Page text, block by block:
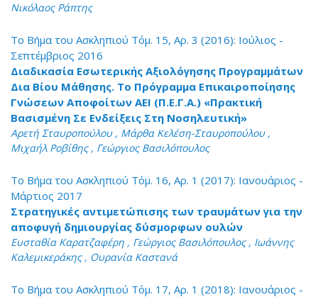
Νικόλαος Ράπτης
Το Βήμα του Ασκληπιού Τόμ. 15, Αρ. 3 (2016): Ιούλιος -
Σεπτέμβριος 2016
Διαδικασία Εσωτερικής Αξιολόγησης Προγραμμάτων
Δια Βίου Μάθησης. To Πρόγραμμα Επικαιροποίησης
Γνώσεων Αποφοίτων ΑΕΙ (Π.Ε.Γ.Α.) «Πρακτική
Βασισμένη Σε Ενδείξεις Στη Νοσηλευτική»
Αρετή Σταυροπούλου , Μάρθα Κελέση-Σταυροπούλου ,
Μιχαήλ Ροβίθης , Γεώργιος Βασιλόπουλος
Το Βήμα του Ασκληπιού Τόμ. 16, Αρ. 1 (2017): Ιανουάριος -
Μάρτιος 2017
Στρατηγικές αντιμετώπισης των τραυμάτων για την
αποφυγή δημιουργίας δύσμορφων ουλών
Ευσταθία Καρατζαφέρη , Γεώργιος Βασιλόπουλος , Ιωάννης
Καλεμικεράκης , Ουρανία Καστανά
Το Βήμα του Ασκληπιού Τόμ. 17, Αρ. 1 (2018): Ιανουάριος -